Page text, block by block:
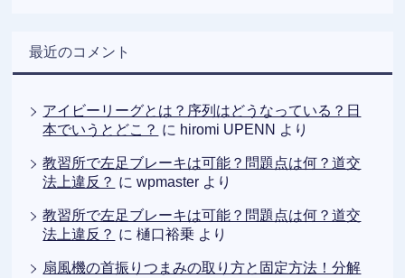
最近のコメント
アイビーリーグとは？序列はどうなっている？日
本でいうとどこ？ に hiromi UPENN より
教習所で左足ブレーキは可能？問題点は何？道交
法上違反？ にwpmaster より
教習所で左足ブレーキは可能？問題点は何？道交
法上違反？ に樋口裕乗 より
扇風機の首振りつまみの取り方と固定方法！分解